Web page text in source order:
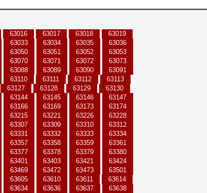
63016 63017 63018
63019
63033 63034 63035
63036
63050 63051 63052
63053
63070 63071 63072
63073
63088 63089 63090
63091
63110 63111 63112
63113
63127 63128 63129
63130
63144 63145 63146
63147
63166 63169 63173
63174
63215 63221 63226
63228
63307 63309 63310
63312
63331 63332 63333
63334
63357 63358 63359
63361
63377 63378 63379
63380
63401 63403 63421
63424
63469 63472 63473
63501
63605 63610 63611
63614
63634 63636 63637
63638